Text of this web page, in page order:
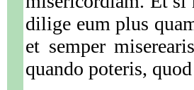
dilige eum plus
et semper
quando poteris,